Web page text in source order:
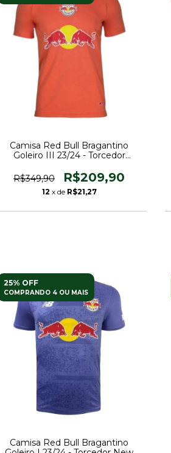
Camisa Red Bull Bragantino
Goleiro III 23/24 - Torcedor
R$349,90
R$209,90
12 x de R$21,27
25% OFF
COMPRANDO 4 OU MAIS
Camisa Red Bull Bragantino